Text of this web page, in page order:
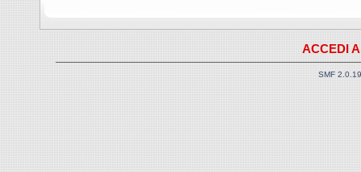
ACCEDI
SMF 2.0.19